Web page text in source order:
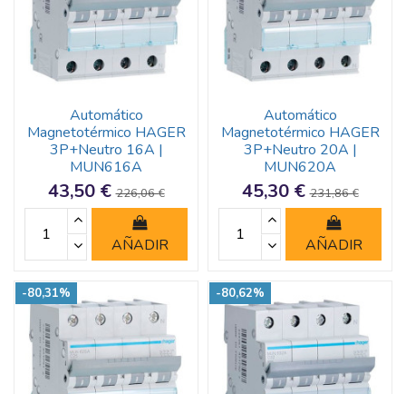
Automático
Magnetotérmico HAGER
3P+Neutro 16A |
MUN616A
43,50 €226,06 €
AÑADIR
Automático
Magnetotérmico HAGER
3P+Neutro 20A |
MUN620A
45,30 €231,86 €
AÑADIR
-80,31% -80,62%